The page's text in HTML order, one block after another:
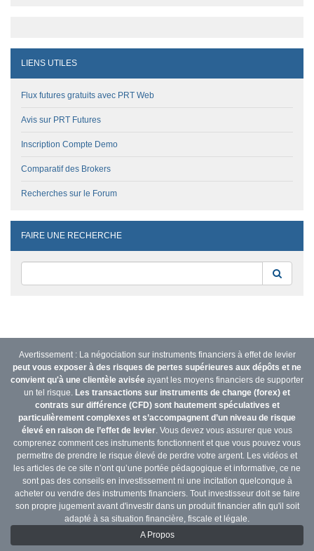
LIENS UTILES
Flux futures gratuits avec PRT Web
Avis sur PRT Futures
Inscription Compte Demo
Comparatif des Brokers
Recherches sur le Forum
FAIRE UNE RECHERCHE
Avertissement : La négociation sur instruments financiers à effet de levier
peut vous exposer à des risques de pertes supérieures aux dépôts et ne
convient qu'à une clientèle avisée ayant les moyens financiers de supporter
un tel risque. Les transactions sur instruments de change (forex) et
contrats sur différence (CFD) sont hautement spéculatives et
particulièrement complexes et s’accompagnent d’un niveau de risque
élevé en raison de l’effet de levier. Vous devez vous assurer que vous
comprenez comment ces instruments fonctionnent et que vous pouvez vous
permettre de prendre le risque élevé de perdre votre argent. Les vidéos et
les articles de ce site n’ont qu’une portée pédagogique et informative, ce ne
sont pas des conseils en investissement ni une incitation quelconque à
acheter ou vendre des instruments financiers. Tout investisseur doit se faire
son propre jugement avant d'investir dans un produit financier afin qu'il soit
adapté à sa situation financière, fiscale et légale.
A Propos